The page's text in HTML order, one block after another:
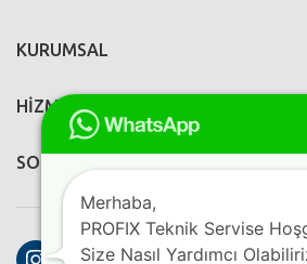
KURUMSAL
HİZMETLERİMİZ
SOSYAL MEDYA
Merhaba,
PROFIX Teknik Servise
Size Nasıl Yardımcı